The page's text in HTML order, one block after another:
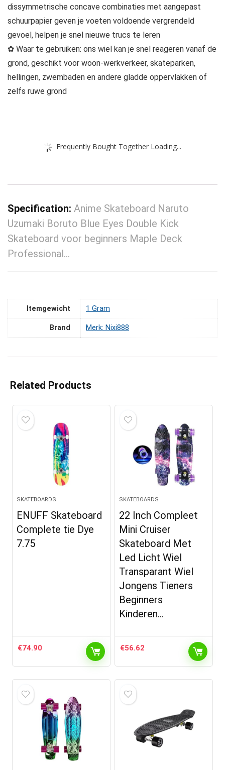
dissymmetrische concave combinaties met aangepast
schuurpapier geven je voeten voldoende vergrendeld
gevoel, helpen je snel nieuwe trucs te leren
✿ Waar te gebruiken: ons wiel kan je snel reageren vanaf de
grond, geschikt voor woon-werkverkeer, skateparken,
hellingen, zwembaden en andere gladde oppervlakken of
zelfs ruwe grond
Frequently Bought Together Loading...
Specification: Anime Skateboard Naruto
Uzumaki Boruto Blue Eyes Double Kick
Skateboard voor beginners Maple Deck
Professional…
Itemgewicht ‎1 Gram
Brand Merk: Nixi888
Related Products
SKATEBOARDS
ENUFF Skateboard
Complete tie Dye
7.75
€74.90
SKATEBOARDS
22 Inch Compleet
Mini Cruiser
Skateboard Met
Led Licht Wiel
Transparant Wiel
Jongens Tieners
Beginners
Kinderen…
€56.62